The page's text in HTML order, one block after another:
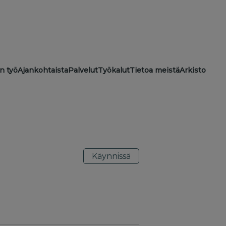
työAjankohtaistaPalvelutTyökalutTietoa meistäArkisto
Käynnissä